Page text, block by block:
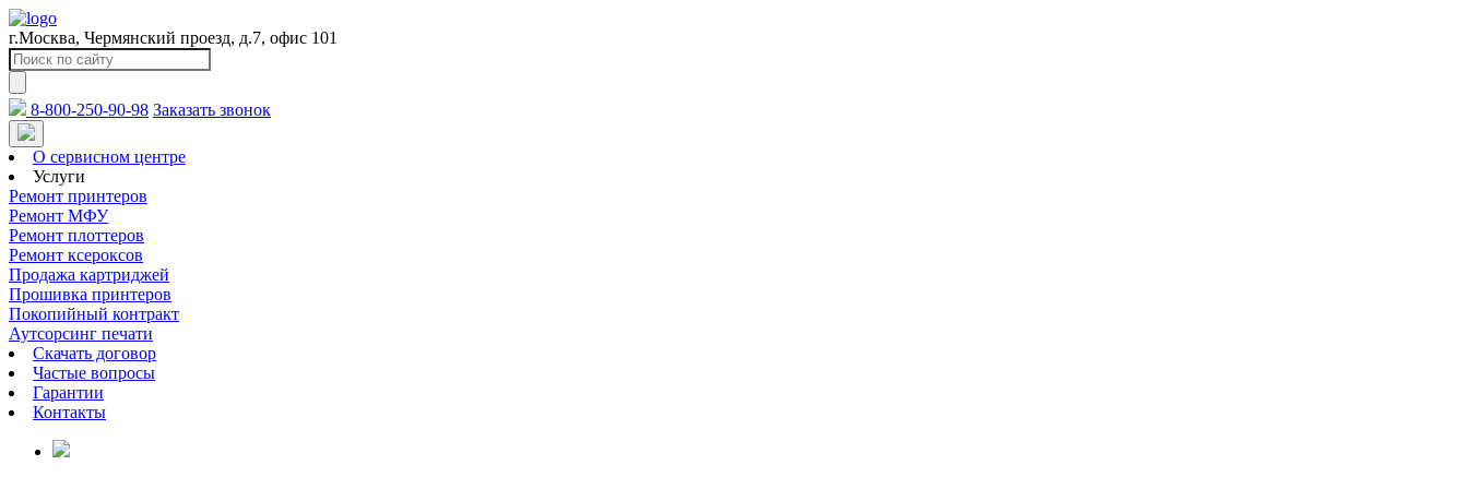
г.Москва, Чермянский проезд, д.7, офис 101
8-800-250-90-98 Заказать звонок
О сервисном центре
Услуги
Ремонт принтеров
Ремонт МФУ
Ремонт плоттеров
Ремонт ксероксов
Продажа картриджей
Прошивка принтеров
Покопийный контракт
Аутсорсинг печати
Скачать договор
Частые вопросы
Гарантии
Контакты